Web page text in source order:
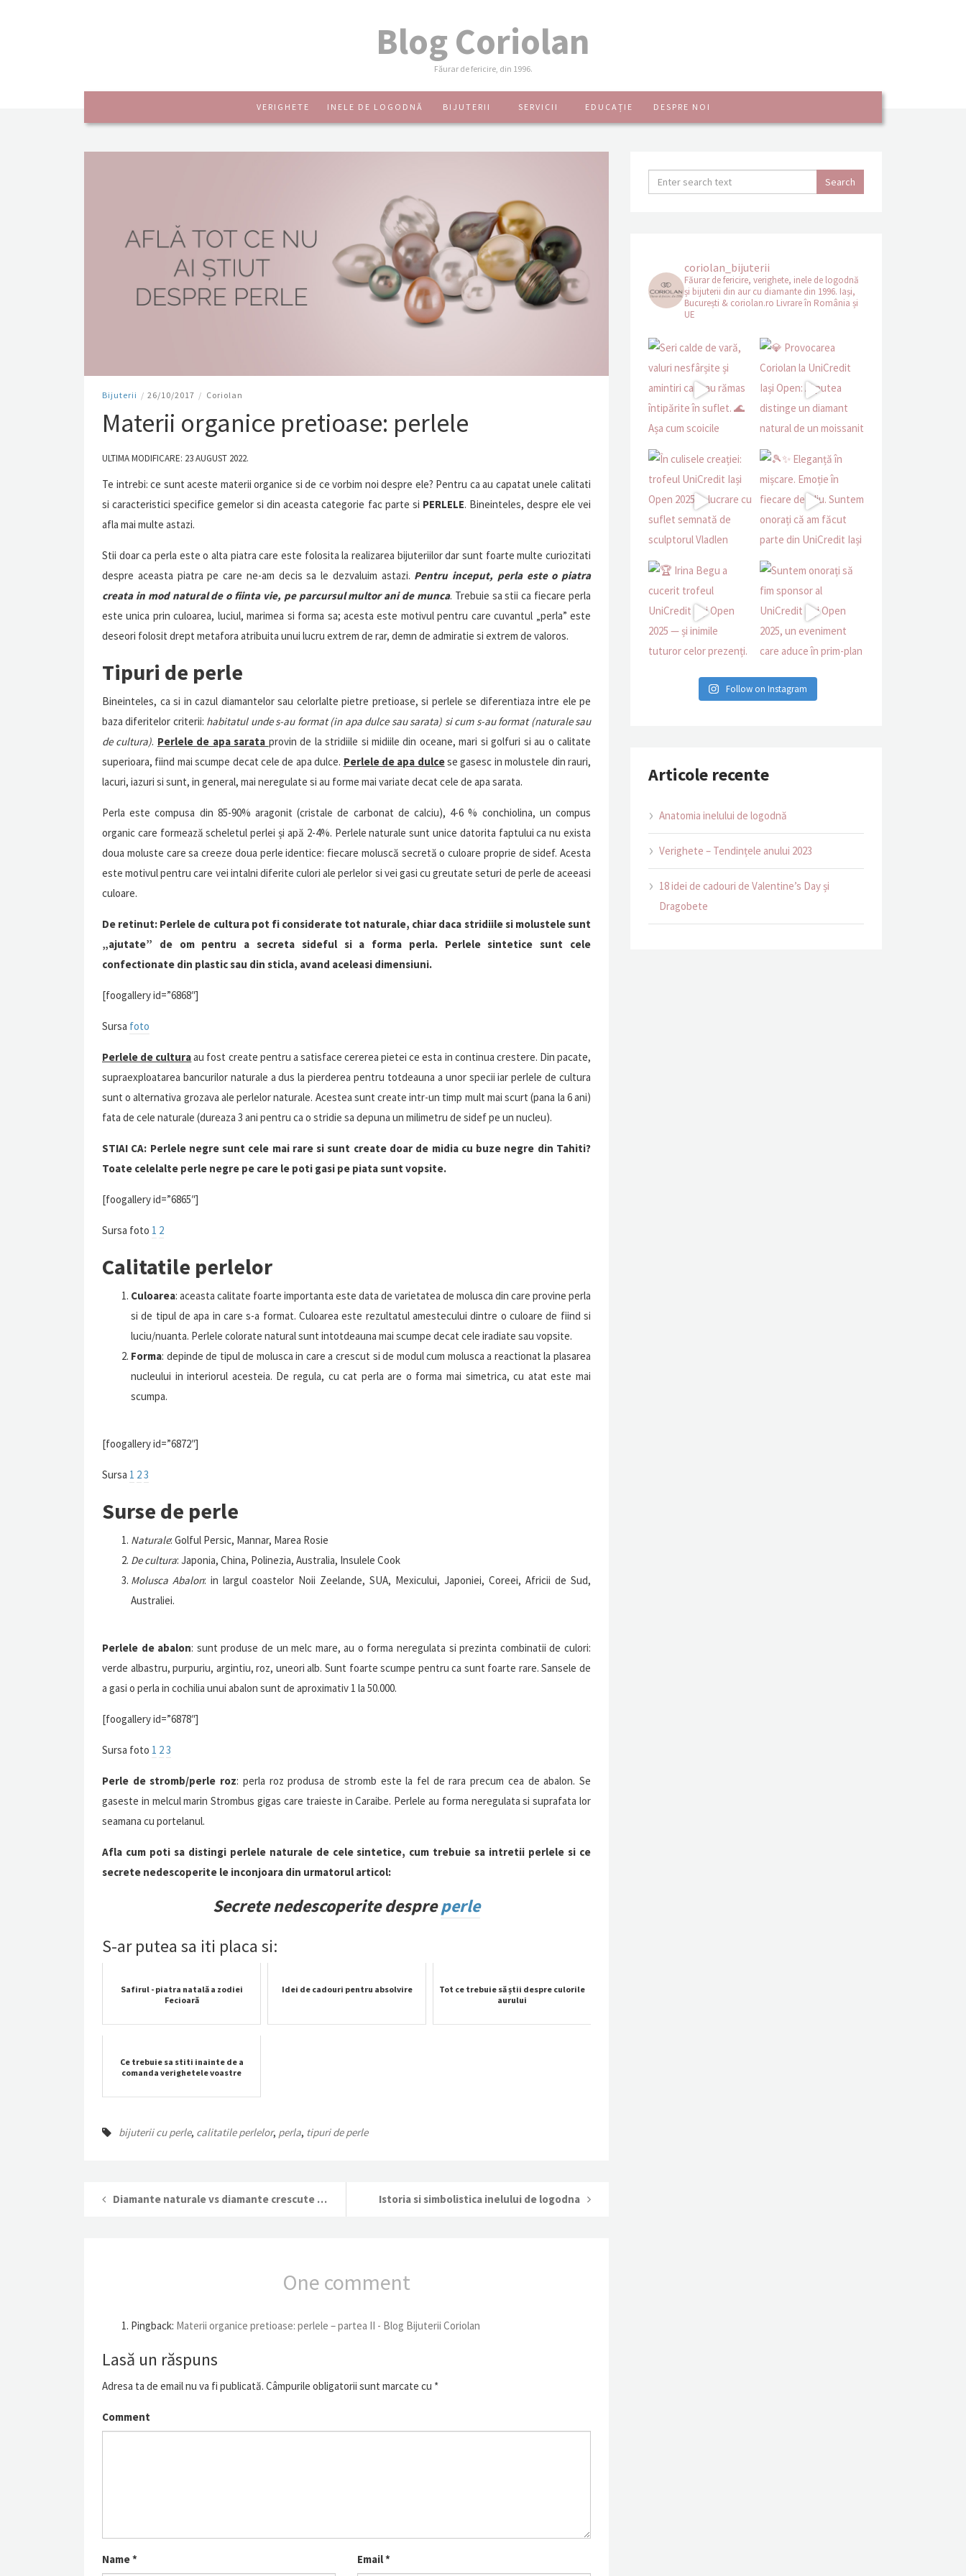
Blog Coriolan
Făurar de fericire, din 1996.
VERIGHETE INELE DE LOGODNĂ BIJUTERII SERVICII EDUCAȚIE DESPRE NOI
Bijuterii / 26/10/2017 / Coriolan
Materii organice pretioase: perlele
ULTIMA MODIFICARE: 23 AUGUST 2022.
Te intrebi: ce sunt aceste materii organice si de ce vorbim noi despre ele? Pentru ca au capatat unele calitati
si caracteristici specifice gemelor si din aceasta categorie fac parte si PERLELE. Bineinteles, despre ele vei
afla mai multe astazi.
Stii doar ca perla este o alta piatra care este folosita la realizarea bijuteriilor dar sunt foarte multe curiozitati
despre aceasta piatra pe care ne-am decis sa le dezvaluim astazi. Pentru inceput, perla este o piatra
creata in mod natural de o fiinta vie, pe parcursul multor ani de munca. Trebuie sa stii ca fiecare perla
este unica prin culoarea, luciul, marimea si forma sa; acesta este motivul pentru care cuvantul „perla” este
deseori folosit drept metafora atribuita unui lucru extrem de rar, demn de admiratie si extrem de valoros.
Tipuri de perle
Bineinteles, ca si in cazul diamantelor sau celorlalte pietre pretioase, si perlele se diferentiaza intre ele pe
baza diferitelor criterii: habitatul unde s-au format (in apa dulce sau sarata) si cum s-au format (naturale sau
de cultura). Perlele de apa sarata provin de la stridiile si midiile din oceane, mari si golfuri si au o calitate
superioara, fiind mai scumpe decat cele de apa dulce. Perlele de apa dulcese gasesc in molustele din rauri,
lacuri, iazuri si sunt, in general, mai neregulate si au forme mai variate decat cele de apa sarata.
Perla este compusa din 85-90% aragonit (cristale de carbonat de calciu), 4-6 % conchiolina, un compus
organic care formează scheletul perlei și apă 2-4%. Perlele naturale sunt unice datorita faptului ca nu exista
doua moluste care sa creeze doua perle identice: fiecare moluscă secretă o culoare proprie de sidef. Acesta
este motivul pentru care vei intalni diferite culori ale perlelor si vei gasi cu greutate seturi de perle de aceeasi
culoare.
De retinut: Perlele de cultura pot fi considerate tot naturale, chiar daca stridiile si molustele sunt
„ajutate” de om pentru a secreta sideful si a forma perla. Perlele sintetice sunt cele
confectionate din plastic sau din sticla, avand aceleasi dimensiuni.
[foogallery id=”6868″]
Sursa foto
Perlele de culturaau fost create pentru a satisface cererea pietei ce esta in continua crestere. Din pacate,
supraexploatarea bancurilor naturale a dus la pierderea pentru totdeauna a unor specii iar perlele de cultura
sunt o alternativa grozava ale perlelor naturale. Acestea sunt create intr-un timp mult mai scurt (pana la 6 ani)
fata de cele naturale (dureaza 3 ani pentru ca o stridie sa depuna un milimetru de sidef pe un nucleu).
STIAI CA: Perlele negre sunt cele mai rare si sunt create doar de midia cu buze negre din Tahiti?
Toate celelalte perle negre pe care le poti gasi pe piata sunt vopsite.
[foogallery id=”6865″]
Sursa foto 1 2
Calitatile perlelor
Culoarea: aceasta calitate foarte importanta este data de varietatea de molusca din care provine perla
si de tipul de apa in care s-a format. Culoarea este rezultatul amestecului dintre o culoare de fiind si
luciu/nuanta. Perlele colorate natural sunt intotdeauna mai scumpe decat cele iradiate sau vopsite.
Forma: depinde de tipul de molusca in care a crescut si de modul cum molusca a reactionat la plasarea
nucleului in interiorul acesteia. De regula, cu cat perla are o forma mai simetrica, cu atat este mai
scumpa.
[foogallery id=”6872″]
Sursa 1 23
Surse de perle
Naturale: Golful Persic, Mannar, Marea Rosie
De cultura: Japonia, China, Polinezia, Australia, Insulele Cook
Molusca Abalon: in largul coastelor Noii Zeelande, SUA, Mexicului, Japoniei, Coreei, Africii de Sud,
Australiei.
Perlele de abalon: sunt produse de un melc mare, au o forma neregulata si prezinta combinatii de culori:
verde albastru, purpuriu, argintiu, roz, uneori alb. Sunt foarte scumpe pentru ca sunt foarte rare. Sansele de
a gasi o perla in cochilia unui abalon sunt de aproximativ 1 la 50.000.
[foogallery id=”6878″]
Sursa foto 1 23
Perle de stromb/perle roz: perla roz produsa de stromb este la fel de rara precum cea de abalon. Se
gaseste in melcul marin Strombus gigas care traieste in Caraibe. Perlele au forma neregulata si suprafata lor
seamana cu portelanul.
Afla cum poti sa distingi perlele naturale de cele sintetice, cum trebuie sa intretii perlele si ce
secrete nedescoperite le inconjoara din urmatorul articol:
Secrete nedescoperite despreperle
S-ar putea sa iti placa si:
Safirul - piatra natală a zodiei
Fecioară
Idei de cadouri pentru absolvire
Tot ce trebuie să știi despre culorile
aurului
Ce trebuie sa stiti inainte de a
comanda verighetele voastre
bijuterii cu perle, calitatile perlelor, perla, tipuri de perle
Diamante naturale vs diamante crescute în laborator Istoria si simbolistica inelului de logodna
One comment
Pingback: Materii organice pretioase: perlele – partea II - Blog Bijuterii Coriolan
Lasă un răspuns
Adresa ta de email nu va fi publicată. Câmpurile obligatorii sunt marcate cu *
Comment
Name* Email*
coriolan_bijuterii
Făurar de fericire, verighete, inele de logodnă
și bijuterii din aur cu diamante din 1996. Iași,
București & coriolan.ro Livrare în România și
UE
Follow on Instagram
Articole recente
Anatomia inelului de logodnă
Verighete – Tendințele anului 2023
18 idei de cadouri de Valentine’s Day și
Dragobete